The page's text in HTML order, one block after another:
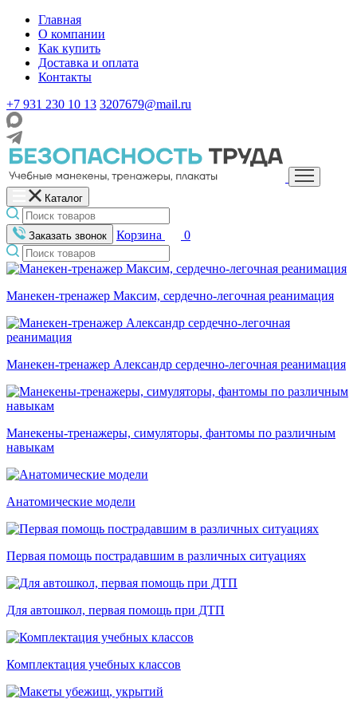
Главная
О компании
Как купить
Доставка и оплата
Контакты
+7 931 230 10 13 3207679@mail.ru
Каталог
Заказать звонок Корзина 0
Манекен-тренажер Максим, сердечно-легочная реанимация
Манекен-тренажер Александр сердечно-легочная реанимация
Манекены-тренажеры, симуляторы, фантомы по различным
навыкам
Анатомические модели
Первая помощь пострадавшим в различных ситуациях
Для автошкол, первая помощь при ДТП
Комплектация учебных классов